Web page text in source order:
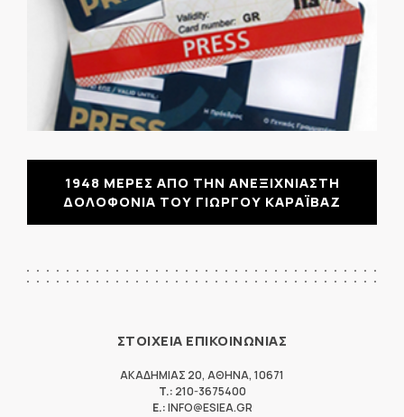
1948 ΜΕΡΕΣ ΑΠΟ ΤΗΝ ΑΝΕΞΙΧΝΙΑΣΤΗ
ΔΟΛΟΦΟΝΙΑ ΤΟΥ ΓΙΩΡΓΟΥ ΚΑΡΑΪΒΑΖ
ΣΤΟΙΧΕΙΑ ΕΠΙΚΟΙΝΩΝΙΑΣ
ΑΚΑΔΗΜΙΑΣ 20, ΑΘΗΝΑ, 10671
T.: 210-3675400
E.:INFO@ESIEA.GR